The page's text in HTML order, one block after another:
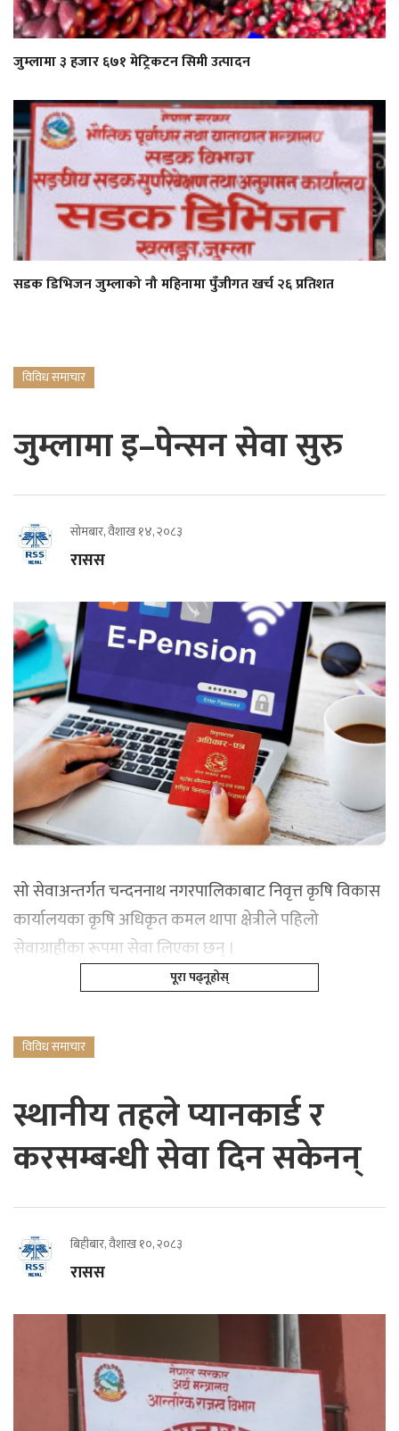
जुम्लामा ३ हजार ६७१ मेट्रिकटन सिमी उत्पादन
सडक डिभिजन जुम्लाको नौ महिनामा पुँजीगत खर्च २६ प्रतिशत
विविध समाचार
जुम्लामा इ–पेन्सन सेवा सुरु
सोमबार, वैशाख १४, २०८३
रासस
सो सेवाअन्तर्गत चन्दननाथ नगरपालिकाबाट निवृत्त कृषि विकास
कार्यालयका कृषि अधिकृत कमल थापा क्षेत्रीले पहिलो
सेवाग्राहीका रूपमा सेवा लिएका छन् ।
पूरा पढ्नूहोस्
विविध समाचार
स्थानीय तहले प्यानकार्ड र
करसम्बन्धी सेवा दिन सकेनन्
बिहीबार, वैशाख १०, २०८३
रासस